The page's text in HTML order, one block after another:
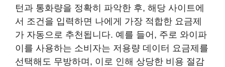
턴과 통화량을 정확히 파악한 후, 해당 사이트에
서 조건을 입력하면 나에게 가장 적합한 요금제
가 자동으로 추천됩니다. 예를 들어, 주로 와이파
이를 사용하는 소비자는 저용량 데이터 요금제를
선택해도 무방하며, 이로 인해 상당한 비용 절감